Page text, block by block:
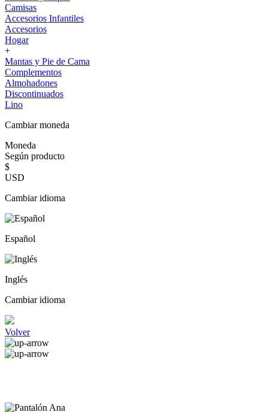
Camisas
Accesorios Infantiles
Accesorios
Hogar
+
Mantas y Pie de Cama
Complementos
Almohadones
Discontinuados
Lino
Cambiar moneda
Moneda
Según producto
$
USD
Cambiar idioma
Español
Inglés
Cambiar idioma
Volver